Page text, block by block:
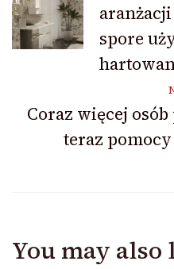
Navigation
spore
Coraz więcej
teraz
You may also